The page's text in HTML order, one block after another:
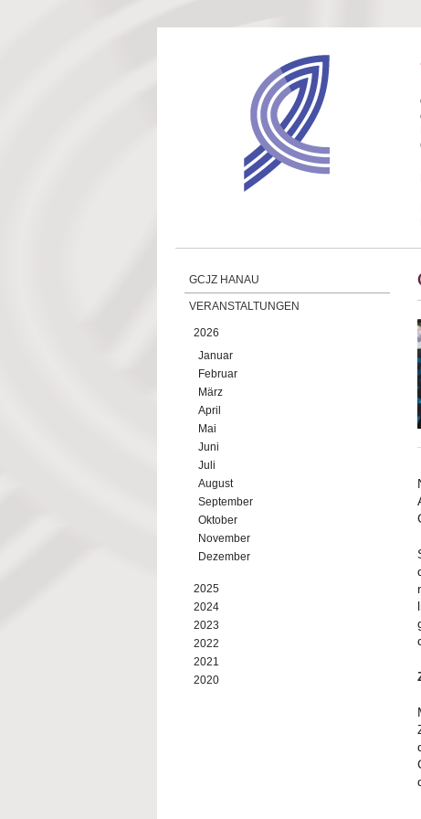
GCJZ HANAU
VERANSTALTUNGEN
2026
Januar
Februar
März
April
Mai
Juni
Juli
August
September
Oktober
November
Dezember
2025
2024
2023
2022
2021
2020